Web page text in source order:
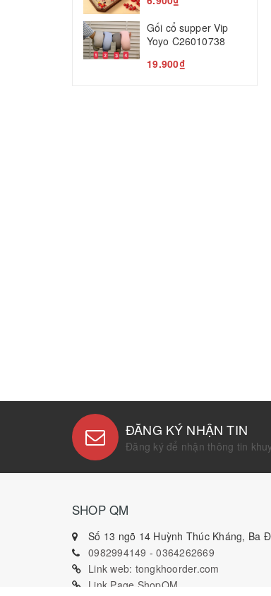
Gối cổ supper Vip
Yoyo C26010738
19.900₫
ĐĂNG KÝ NHẬN TIN
Đăng ký để nhận thông tin
SHOP QM
Số 13 ngõ 14 Huỳnh Thúc Kháng, Ba
0982994149 -0364262669
Link web: tongkhoorder.com
Link Page ShopQM